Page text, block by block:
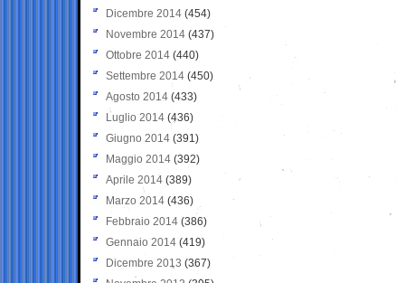
Dicembre 2014 (454)
Novembre 2014 (437)
Ottobre 2014 (440)
Settembre 2014 (450)
Agosto 2014 (433)
Luglio 2014 (436)
Giugno 2014 (391)
Maggio 2014 (392)
Aprile 2014 (389)
Marzo 2014 (436)
Febbraio 2014 (386)
Gennaio 2014 (419)
Dicembre 2013 (367)